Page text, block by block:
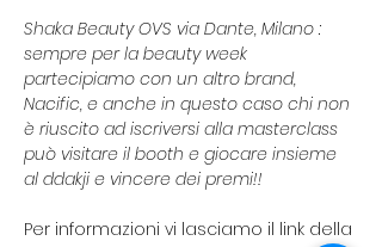
Shaka Beauty OVS via Dante, Milano :
sempre per la beauty week
partecipiamo con un altro brand,
Nacific, e anche in questo caso chi non
è riuscito ad iscriversi alla masterclass
può visitare il booth e giocare insieme
al ddakji e vincere dei premi!!
Per informazioni vi lasciamo il link della